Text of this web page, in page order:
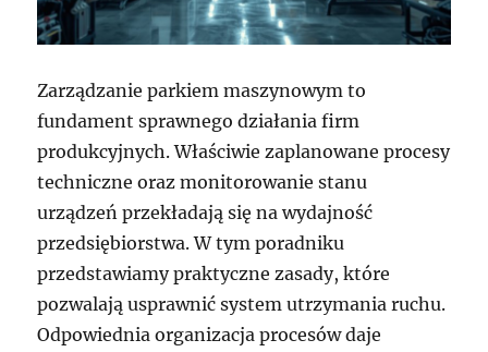
Zarządzanie parkiem maszynowym to
fundament sprawnego działania firm
produkcyjnych. Właściwie zaplanowane procesy
techniczne oraz monitorowanie stanu
urządzeń przekładają się na wydajność
przedsiębiorstwa. W tym poradniku
przedstawiamy praktyczne zasady, które
pozwalają usprawnić system utrzymania ruchu.
Odpowiednia organizacja procesów daje